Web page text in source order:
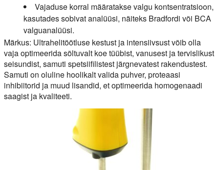
Vajaduse korral määratakse valgu kontsentratsioon,
kasutades sobivat analüüsi, näiteks Bradfordi või BCA
valguanalüüsi.
Märkus: Ultrahelitöötluse kestust ja intensiivsust võib olla
vaja optimeerida sõltuvalt koe tüübist, vanusest ja tervislikust
seisundist, samuti spetsiifilistest järgnevatest rakendustest.
Samuti on oluline hoolikalt valida puhver, proteaasi
inhibiitorid ja muud lisandid, et optimeerida homogenaadi
saagist ja kvaliteeti.